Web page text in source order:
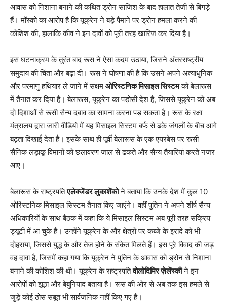
आवास को निशाना बनाने की कथित ड्रोन साजिश के बाद हालात तेजी से बिगड़े
हैं। मॉस्को का आरोप है कि यूक्रेन ने बड़े पैमाने पर ड्रोन हमला करने की
कोशिश की, हालांकि कीव ने इन दावों को पूरी तरह खारिज कर दिया है।
इस घटनाक्रम के तुरंत बाद रूस ने ऐसा कदम उठाया, जिसने अंतरराष्ट्रीय
समुदाय की चिंता और बढ़ा दी। रूस ने घोषणा की है कि उसने अपने अत्याधुनिक
और परमाणु हथियार ले जाने में सक्षम ओरिस्टनिक मिसाइल सिस्टमको बेलारूस
में तैनात कर दिया है। बेलारूस, यूक्रेन का पड़ोसी देश है, जिससे यूक्रेन को अब
दो दिशाओं से रूसी सैन्य दबाव का सामना करना पड़ सकता है। रूस के रक्षा
मंत्रालय द्वारा जारी वीडियो में यह मिसाइल सिस्टम बर्फ से ढके जंगलों के बीच आगे
बढ़ता दिखाई देता है। इसके साथ ही पूर्वी बेलारूस के एक एयरबेस पर रूसी
सैनिक लड़ाकू विमानों को छलावरण जाल से ढकते और सैन्य तैयारियां करते नजर
आए।
बेलारूस के राष्ट्रपतिएलेक्जेंडर लुकाशेंकोने बताया कि उनके देश में कुल 10
ओरिस्टनिक मिसाइल सिस्टम तैनात किए जाएंगे। वहीं पुतिन ने अपने शीर्ष सैन्य
अधिकारियों के साथ बैठक में कहा कि ये मिसाइल सिस्टम अब पूरी तरह सक्रिय
ड्यूटी में आ चुके हैं। उन्होंने यूक्रेन के और क्षेत्रों पर कब्जे के इरादे को भी
दोहराया, जिससे युद्ध के और तेज होने के संकेत मिलते हैं। इस पूरे विवाद की जड़
वह दावा है, जिसमें कहा गया कि यूक्रेन ने पुतिन के आवास को ड्रोन से निशाना
बनाने की कोशिश की थी। यूक्रेन के राष्ट्रपतिवोलोदिमिर ज़ेलेंस्कीने इन
आरोपों को झूठा और बेबुनियाद बताया है। रूस की ओर से अब तक इस हमले से
जुड़े कोई ठोस सबूत भी सार्वजनिक नहीं किए गए हैं।